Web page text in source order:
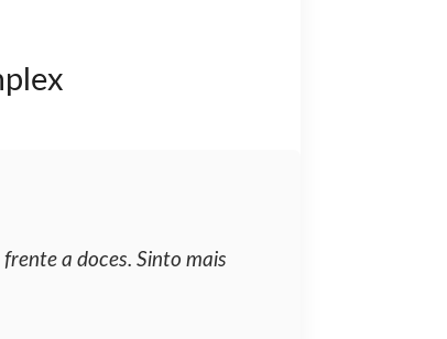
a doces. Sinto mais